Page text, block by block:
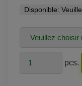
Disponible:
pcs.